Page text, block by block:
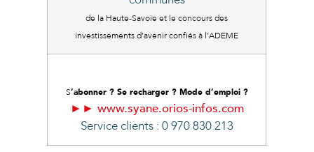
de la Haute-Savoie et le concours des
investissements d’avenir confiés à l’ADEME
S’abonner ? Se recharger ? Mode d’emploi ?
►► www.syane.orios-infos.com
Service clients : 0 970 830 213